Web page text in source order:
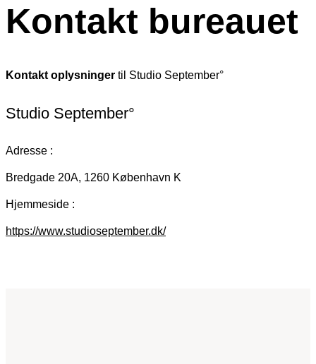
Kontakt bureauet
Kontakt oplysninger til Studio September°
Studio September°
Adresse :
Bredgade 20A, 1260 København K
Hjemmeside :
https://www.studioseptember.dk/